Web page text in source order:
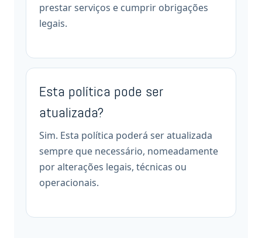
prestar serviços e cumprir obrigações
legais.
Esta política pode ser
atualizada?
Sim. Esta política poderá ser atualizada
sempre que necessário, nomeadamente
por alterações legais, técnicas ou
operacionais.